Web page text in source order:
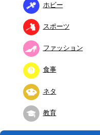
ホビー
スポーツ
ファッション
食事
ネタ
教育